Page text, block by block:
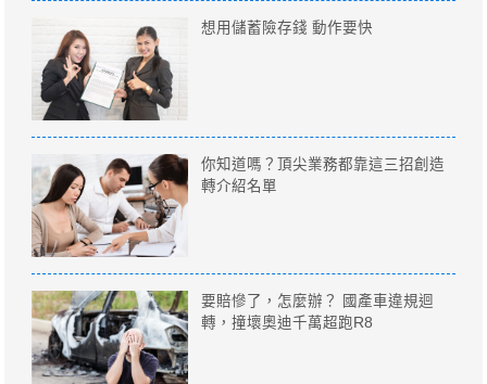
想用儲蓄險存錢 動作要快
你知道嗎？頂尖業務都靠這三招創造
轉介紹名單
要賠慘了，怎麼辦？ 國產車違規迴
轉，撞壞奧迪千萬超跑R8